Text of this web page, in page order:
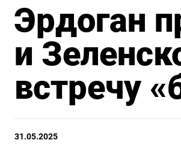
Эрдоган
и
встречу
31.05.2025